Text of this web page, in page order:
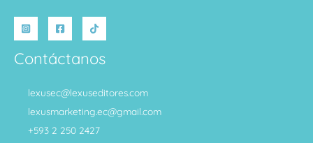
Contáctanos
lexusec@lexuseditores.com
lexusmarketing.ec@gmail.com
+593 2 250 2427